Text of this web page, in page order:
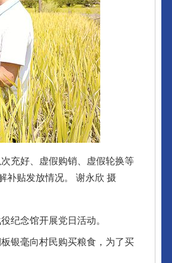
充好、虚假购销、虚假轮换等
补贴发放情况。 谢永欣 摄
纪念馆开展党日活动。
银毫向村民购买粮食，为了买